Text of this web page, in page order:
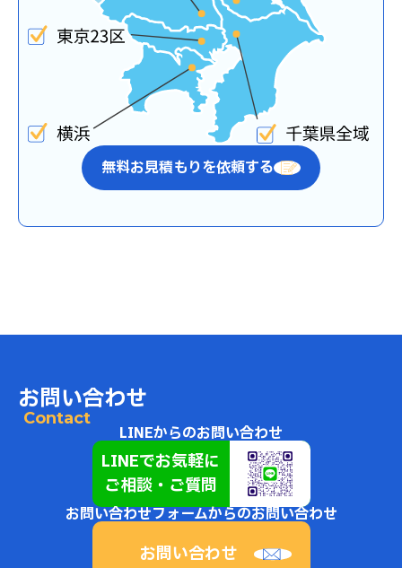
無料お見積もりを依頼する
お問い合わせ
Contact
LINEからのお問い合わせ
LINEでお気軽に
ご相談・ご質問
お問い合わせフォームからのお問い合わせ
お問い合わせ